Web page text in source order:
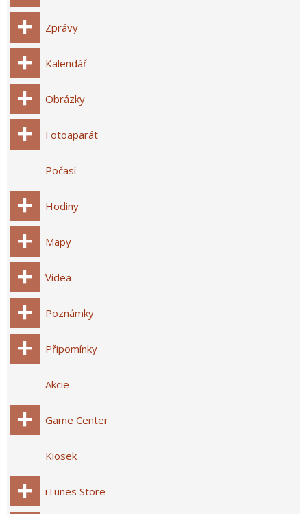
Zprávy
Kalendář
Obrázky
Fotoaparát
Počasí
Hodiny
Mapy
Videa
Poznámky
Připomínky
Akcie
Game Center
Kiosek
iTunes Store